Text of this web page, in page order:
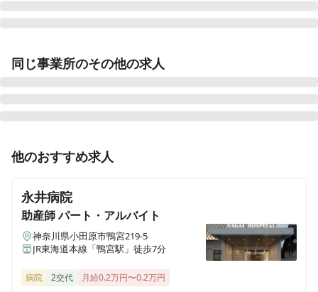
神奈川県相模原市南区下溝343-1
グランフォレスト哲学堂
グランフォレストときわ台
グランフォレスト田園調布
東京都大田区田園調布本町40番23
東京都目黒区五本木3-13-26
同じ事業所のその他の求人
准看護師 パート・アルバイト
《神奈川/小田原市》週4日～OK★ゆとりある人員配置
♪
准看護師 正社員（常勤）
《神奈川/小田原市》【母体安定★ゆとりある人員配置
★教育体制◎】スタッフも笑顔になれる☆住友林業グル
他のおすすめ求人
永井病院
助産師パート・アルバイト
神奈川県小田原市鴨宮219-5
JR東海道本線「鴨宮駅」徒歩7分
病院 2交代 月給0.2万円〜0.2万円